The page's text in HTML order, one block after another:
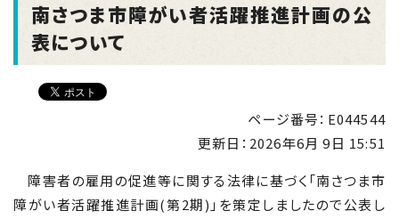
南さつま市障がい者活躍推進計画の公
表について
ページ番号：E044544
更新日： 2026年6月 9日 15:51
障害者の雇用の促進等に関する法律に基づく「南さつま市
障がい者活躍推進計画(第2期)」を策定しましたので公表し